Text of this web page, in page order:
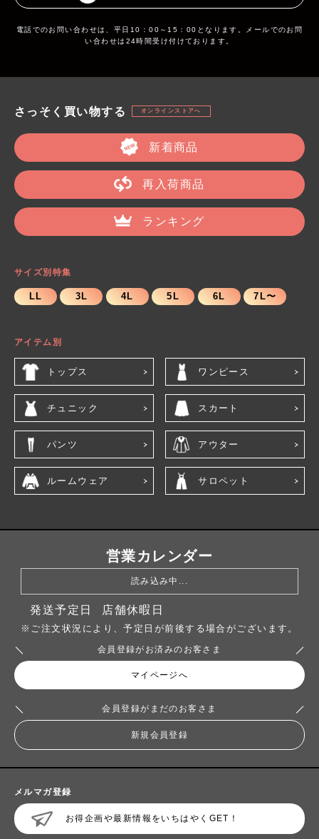
電話でのお問い合わせは、平日10：00～15：00となります。メールでのお問
い合わせは24時間受け付けております。
さっそく買い物する オンラインストアへ
新着商品
再入荷商品
ランキング
サイズ別特集
LL 3L 4L 5L 6L 7L〜
アイテム別
トップス ワンピース
チュニック スカート
パンツ アウター
ルームウェア サロペット
営業カレンダー
読み込み中...
発送予定日 店舗休暇日
※ご注文状況により、予定日が前後する場合がございます。
会員登録がお済みのお客さま
マイページへ
会員登録がまだのお客さま
新規会員登録
メルマガ登録
お得企画や最新情報をいちはやくGET！